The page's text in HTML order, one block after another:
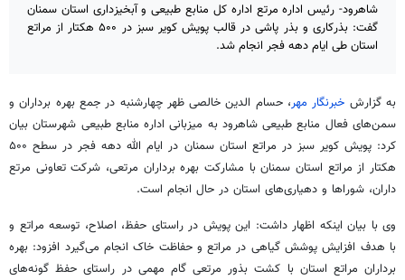
شاهرود- رئیس اداره مرتع اداره کل منابع طبیعی و آبخیزداری استان سمنان
گفت: بذرکاری و بذر پاشی در قالب پویش کویر سبز در ۵۰۰ هکتار از مراتع
استان طی ایام دهه فجر انجام شد.
به گزارش خبرنگار مهر، حسام الدینخالصی ظهر چهارشنبه در جمع بهره برداران و
سمن‌های فعال منابع طبیعی شاهرود به میزبانی اداره منابع طبیعی شهرستان بیان
کرد: پویش کویر سبز در مراتع استان سمنان در ایام الله دهه فجر در سطح ۵۰۰
هکتار از مراتع استان سمنان با مشارکت بهره برداران مرتعی، شرکت تعاونی مرتع
داران، شوراها و دهیاری‌های استان در حال انجام است.
وی با بیان اینکه اظهار داشت: این پویش در راستای حفظ، اصلاح، توسعه مراتع و
با هدف افزایش پوشش گیاهی در مراتع و حفاظت خاک انجام می‌گیرد افزود: بهره
برداران مراتع استان با کشت بذورمرتعی گام مهمی در راستای حفظ گونه‌های